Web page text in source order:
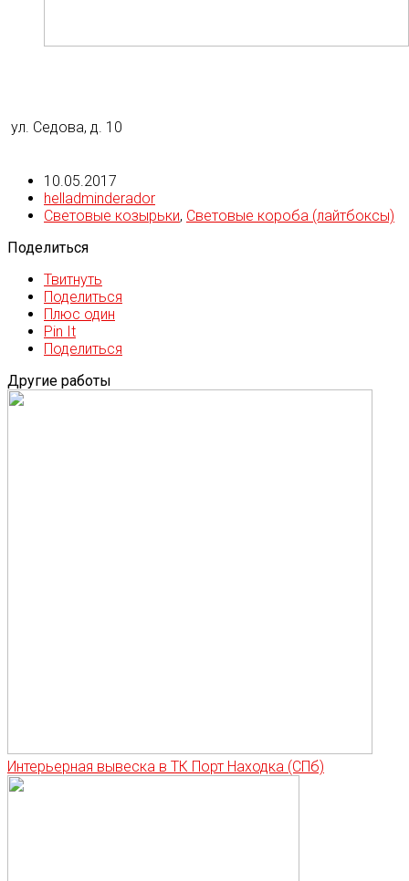
ул. Седова, д. 10
10.05.2017
helladminderador
Световые козырьки, Световые короба (лайтбоксы)
Поделиться
Твитнуть
Поделиться
Плюс один
Pin It
Поделиться
Другие работы
Интерьерная вывеска в ТК Порт Находка (СПб)